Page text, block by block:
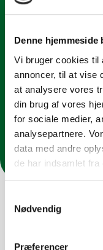
Denne hjemmeside
Vi bruger cookies til
annoncer, til at vise
at analysere vores
din brug af vores
for sociale medier,
analysepartnere.
data med andre
de har indsamlet fra
Nødvendig
Præferencer
Når du vælger
sikret, at dit
den lokale
som bidrager til
vindmøller er en
billig el fra
klimavenligt
fortsat mere
Derfor vind